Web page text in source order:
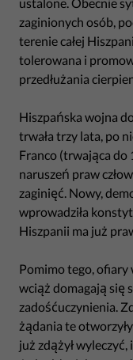
zaginionych osób,
terenie całej
tolerowana i
przedłużania
Hiszpańska wojna
trwała trzy lata, po
Franco (trwająca do
naruszeń praw
zaginięć. Nowy,
wprowadziła
Hiszpanii ma już
Pomimo tego, ofiary
wciąż domagają się
zadośćuczynienia.
żądania te
już zdążył